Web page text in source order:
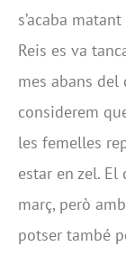
s’acaba
Reis es va
mes abans
considerem
les femelles
estar en zel.
març, però
potser també